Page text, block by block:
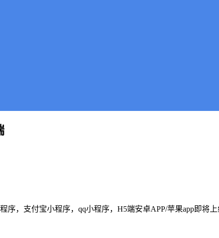
，支付宝小程序，qq小程序，H5端安卓APP/苹果app即将上